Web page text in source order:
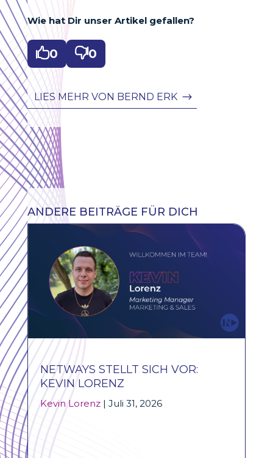
Wie hat Dir unser Artikel gefallen?
0 0
LIES MEHR VON BERND ERK
ANDERE BEITRÄGE FÜR DICH
NETWAYS STELLT SICH VOR:
KEVIN LORENZ
Kevin Lorenz | Juli 31, 2026